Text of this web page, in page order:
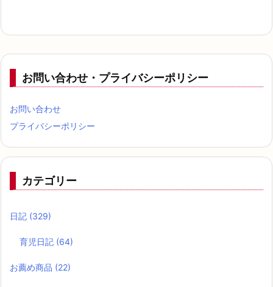
お問い合わせ・プライバシーポリシー
お問い合わせ
プライバシーポリシー
カテゴリー
日記 (329)
育児日記 (64)
お薦め商品 (22)